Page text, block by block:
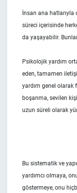
İnsan ana
süreci içerisinde
da yaşayabilir.
Psikolojik yardım
eden, tamamen
yardım genel olarak
boşanma, sevilen
uzun süreli olarak
Bu sistematik ve
yardımcı olmaya,
göstermeye, onu